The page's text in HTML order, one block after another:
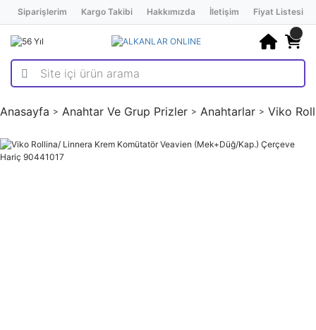
Siparişlerim Kargo Takibi Hakkımızda İletişim Fiyat Listesi
Anasayfa Anahtar Ve Grup Prizler Anahtarlar Viko